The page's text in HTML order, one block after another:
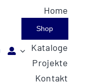
Home
Shop
Kataloge
Projekte
Kontakt